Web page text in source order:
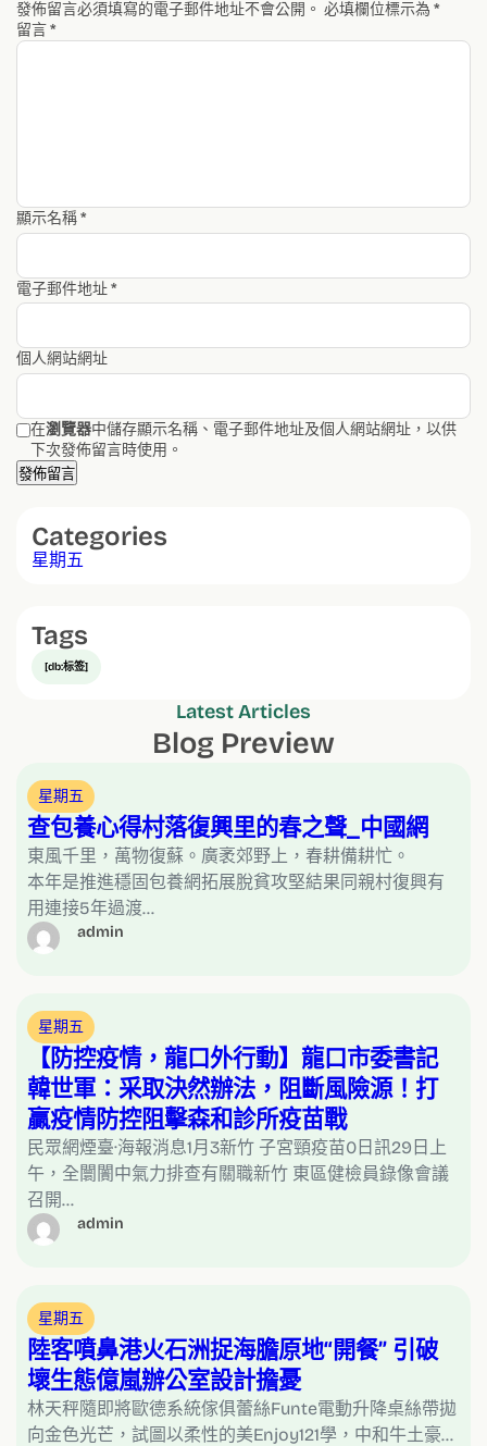
發佈留言必須填寫的電子郵件地址不會公開。 必填欄位標示為 *
留言*
顯示名稱*
電子郵件地址*
個人網站網址
在瀏覽器中儲存顯示名稱、電子郵件地址及個人網站網址，以供
下次發佈留言時使用。
Categories
星期五
Tags
[db:标签]
Latest Articles
Blog Preview
星期五
查包養心得村落復興里的春之聲_中國網
東風千里，萬物復蘇。廣袤郊野上，春耕備耕忙。
本年是推進穩固包養網拓展脫貧攻堅結果同親村復興有
用連接5年過渡…
admin
星期五
【防控疫情，龍口外行動】龍口市委書記
韓世軍：采取決然辦法，阻斷風險源！打
贏疫情防控阻擊森和診所疫苗戰
民眾網煙臺·海報消息1月3新竹 子宮頸疫苗0日訊29日上
午，全闤闠中氣力排查有關職新竹 東區健檢員錄像會議
召開…
admin
星期五
陸客噴鼻港火石洲捉海膽原地“開餐” 引破
壞生態億嵐辦公室設計擔憂
林天秤隨即將歐德系統傢俱蕾絲Funte電動升降桌絲帶拋
向金色光芒，試圖以柔性的美Enjoy121學，中和牛土豪…